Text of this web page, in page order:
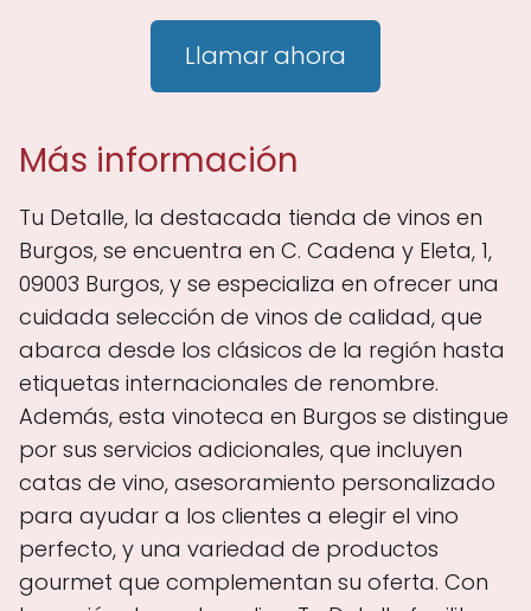
Llamar ahora
Más información
Tu Detalle, la destacada tienda de vinos en
Burgos, se encuentra en C. Cadena y Eleta, 1,
09003 Burgos, y se especializa en ofrecer una
cuidada selección de vinos de calidad, que
abarca desde los clásicos de la región hasta
etiquetas internacionales de renombre.
Además, esta vinoteca en Burgos se distingue
por sus servicios adicionales, que incluyen
catas de vino, asesoramiento personalizado
para ayudar a los clientes a elegir el vino
perfecto, y una variedad de productos
gourmet que complementan su oferta. Con